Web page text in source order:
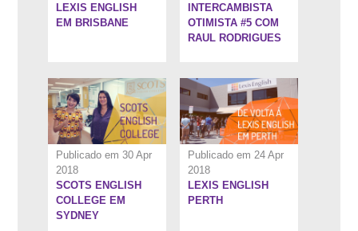
LEXIS ENGLISH
EM BRISBANE
INTERCAMBISTA
OTIMISTA #5 COM
RAUL RODRIGUES
Publicado em 30 Apr
2018
SCOTS ENGLISH
COLLEGE EM
SYDNEY
Publicado em 24 Apr
2018
5:44''
LEXIS ENGLISH
PERTH